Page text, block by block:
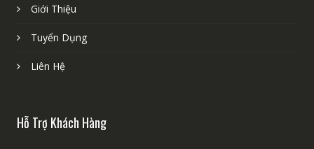
Giới Thiệu
Tuyển Dụng
Liên Hệ
Hỗ Trợ Khách Hàng